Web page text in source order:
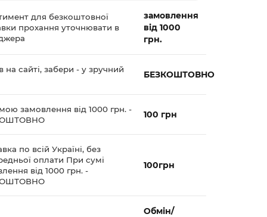
для безкоштовної
прохання уточнювати в
замовлення
від 1000
грн.
на сайті, забери - у зручний
БЕЗКОШТОВНО
замовлення від 1000 грн. -
100 грн
по всій Україні, без
оплати При сумі
від 1000 грн. -
100грн
Обмін/